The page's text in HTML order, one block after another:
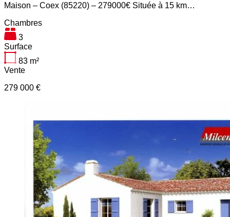
Maison – Coex (85220) – 279000€ Située à 15 km…
Chambres
3
Surface
83 m²
Vente
279 000 €